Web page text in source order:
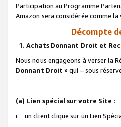
Participation au Programme
Amazon sera considérée comme
Décompte
1. Achats Donnant Droit et
Nous nous engageons à verser la
Donnant Droit » qui – sous
(a) Lien spécial sur votre Site :
i. un client clique sur un Lien